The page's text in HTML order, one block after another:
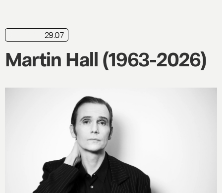
29.07
Martin Hall (1963-2026)